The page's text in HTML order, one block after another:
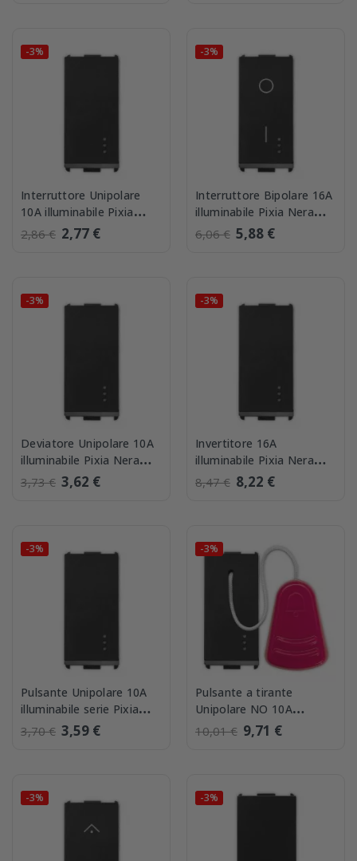
-3%
Interruttore Unipolare
10A illuminabile Pixia
Nera Master 14000
2,86 € 2,77 €
-3%
Interruttore Bipolare 16A
illuminabile Pixia Nera
Master 14002
6,06 € 5,88 €
-3%
Deviatore Unipolare 10A
illuminabile Pixia Nera
Master 14003
3,73 € 3,62 €
-3%
Invertitore 16A
illuminabile Pixia Nera
Master 14004
8,47 € 8,22 €
-3%
Pulsante Unipolare 10A
illuminabile serie Pixia
Nera Master 14005
3,70 € 3,59 €
-3%
Pulsante a tirante
Unipolare NO 10A
illuminabile Pixia Nera
Master 14030
10,01 € 9,71 €
-3% -3%